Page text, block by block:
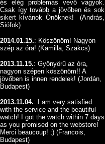
és elég problémás vevő vagyok.
Csak így tovább a jövőben és sok
sikert kívánok Önöknek! (András,
Siófok)
2014.01.15.: Köszönöm! Nagyon
szép az óra! (Kamilla, Szakcs)
2013.11.15.: Gyönyörű az óra,
nagyon szépen köszönöm!! A
jövőben is innen rendelek! (Jordán,
Budapest)
2013.11.04.: I am very satisfied
with the service and the beautiful
watch! I got the watch within 7 days
as you promised on the webstore!
Merci beaucoup! ;) (Francois,
Budapest)